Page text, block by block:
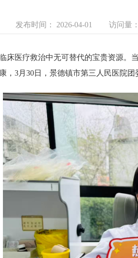
发布时间： 2026-04-01 访问量：
床医疗救治中无可替代的宝贵资源。
，3月30日，景德镇市第三人民医院